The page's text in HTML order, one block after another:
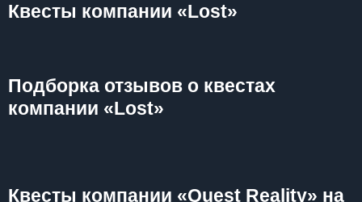
Квесты компании «Lost»
Подборка отзывов о квестах
компании «Lost»
Квесты компании «Quest Reality» на